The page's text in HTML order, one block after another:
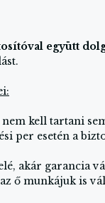
együtt
nem kell tartani
per esetén a
akár garancia
ő munkájuk is